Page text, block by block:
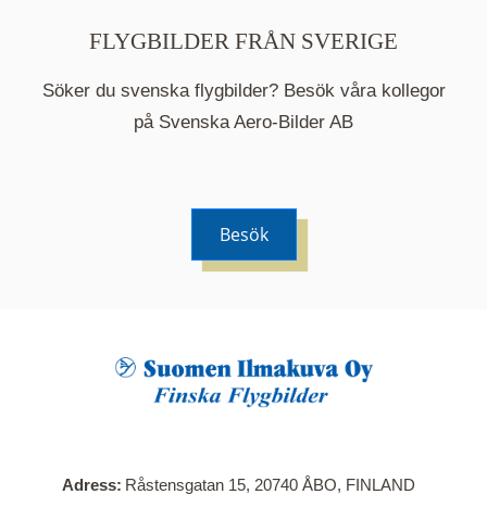
När du klickar på en serie så öppnas en ny flik.
Här visas en karta över bilder med kända
FLYGBILDER FRÅN SVERIGE
Söker du svenska flygbilder? Besök våra kollegor
på Svenska Aero-Bilder AB
Besök
Adress Råstensgatan 15, 20740 ÅBO, FINLAND